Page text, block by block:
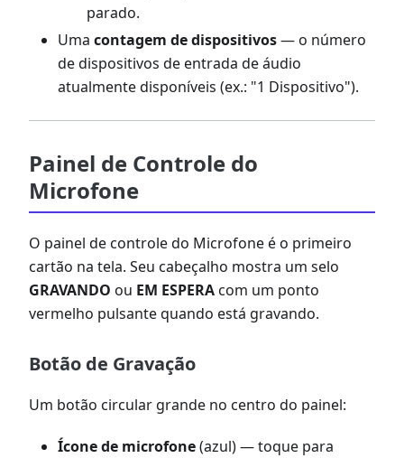
parado.
Uma contagem de dispositivos— o número
de dispositivos de entrada de áudio
atualmente disponíveis (ex.: "1 Dispositivo").
Painel de Controle do
Microfone
O painel de controle do Microfone é o primeiro
cartão na tela. Seu cabeçalho mostra um selo
GRAVANDO ou EM ESPERAcom um ponto
vermelho pulsante quando está gravando.
Botão de Gravação
Um botão circular grande no centro do painel:
Ícone de microfone(azul) — toque para